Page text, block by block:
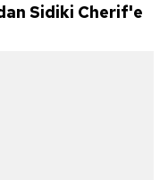
Sidiki Cherif'e